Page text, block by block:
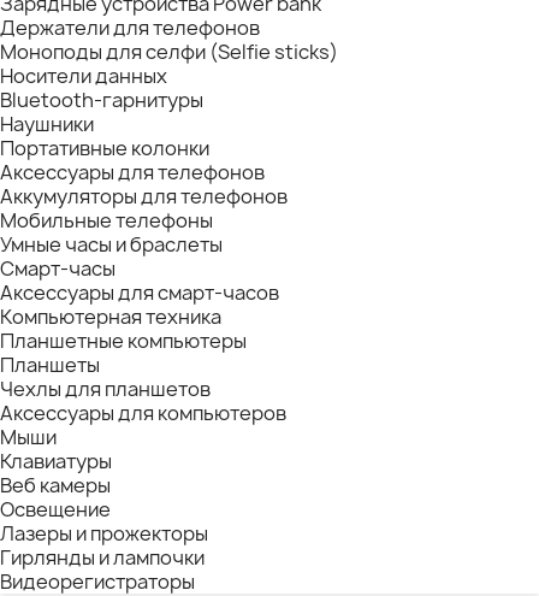
Держатели для телефонов
Моноподы для селфи (Selfie sticks)
Носители данных
Bluetooth-гарнитуры
Наушники
Портативные колонки
Аксессуары для телефонов
Аккумуляторы для телефонов
Мобильные телефоны
Умные часы и браслеты
Смарт-часы
Аксессуары для смарт-часов
Компьютерная техника
Планшетные компьютеры
Планшеты
Чехлы для планшетов
Аксессуары для компьютеров
Мыши
Клавиатуры
Веб камеры
Освещение
Лазеры и прожекторы
Гирлянды и лампочки
Видеорегистраторы